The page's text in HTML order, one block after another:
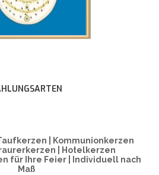
| Kommunionkerzen
| Hotelkerzen
für Ihre Feier | Individuell nach
Maß